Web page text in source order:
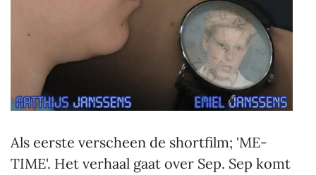
Als eerste verscheen de shortfilm; 'ME-
TIME'. Het verhaal gaat over Sep. Sep komt